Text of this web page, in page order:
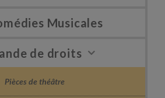
Musicales
de droits
Pièces de théâtre